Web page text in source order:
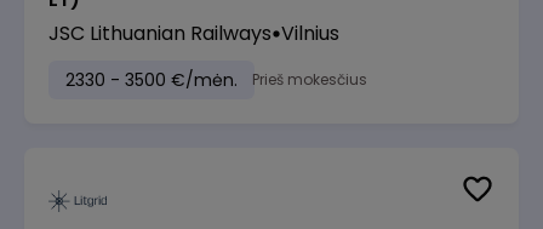
JSC Lithuanian Railways Vilnius
2330 - 3500 €/mėn. Prieš mokesčius